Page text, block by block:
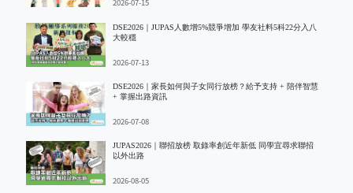
2026-07-15
DSE2026｜JUPAS人數增5%競爭增加 學友社料5科22分入八
大較穩
2026-07-13
DSE2026｜家長如何與子女同行放榜？給予支持 + 陪伴智慧
+ 掌握出路資訊
2026-07-08
JUPAS2026｜聯招放榜 取錄率創近年新低 同學宜尋求聯招
以外出路
2026-08-05